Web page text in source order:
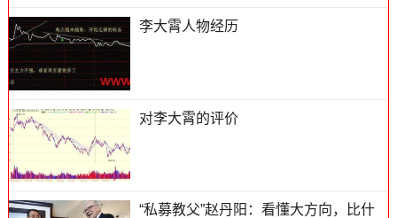
李大霄人物经历
对李大霄的评价
“私募教父”赵丹阳：看懂大方向，比什